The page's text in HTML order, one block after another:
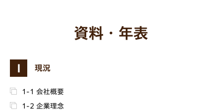
資料・年表
現況
1-1 会社概要
1-2 企業理念